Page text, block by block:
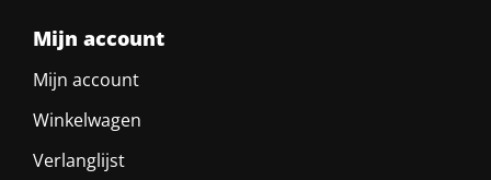
Mijn account
Mijn account
Winkelwagen
Verlanglijst